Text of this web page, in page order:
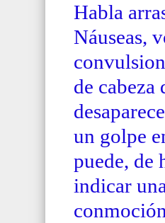
Habla
Náuseas,
de cabeza
un golpe
puede, de
indicar una